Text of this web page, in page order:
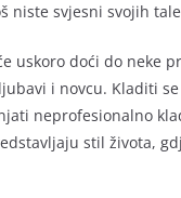
niste svjesni svojih
uskoro doći do neke
i novcu. Kladiti
neprofesionalno
stil života,